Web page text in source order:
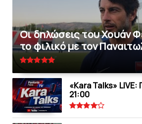
Οι δηλώσεις του Χουάν
το φιλικό με τoν
«Kara Talks»
21:00